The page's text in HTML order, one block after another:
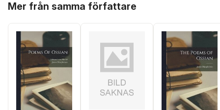
Mer från samma författare